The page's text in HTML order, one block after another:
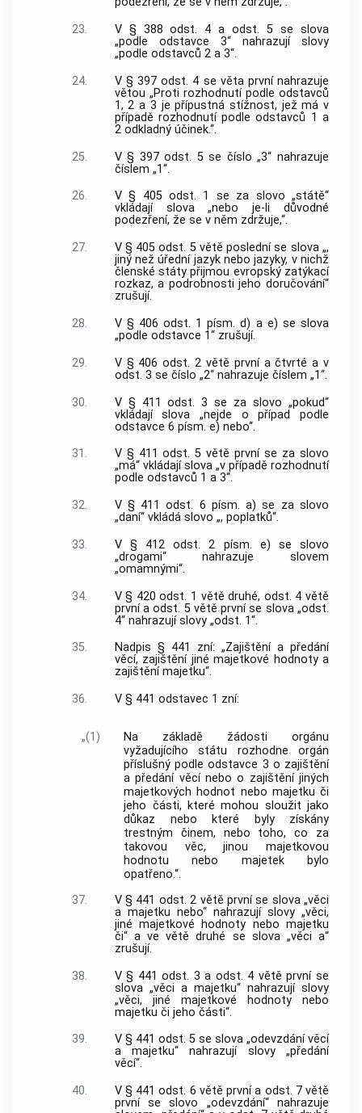
23.
V § 388 odst. 4 a odst. 5 se slova
„podle odstavce 3“ nahrazují slovy
„podle odstavců 2 a 3“.
24.
V § 397 odst. 4 se věta první nahrazuje
větou „Proti rozhodnutí podle odstavců
1, 2 a 3 je přípustná stížnost, jež má v
případě rozhodnutí podle odstavců 1 a
2 odkladný účinek.“.
25.
V § 397 odst. 5 se číslo „3“ nahrazuje
číslem „1“.
26.
V § 405 odst. 1 se za slovo „státě“
vkládají slova „nebo je-li důvodné
podezření, že se v něm zdržuje,“.
27.
V § 405 odst. 5 větě poslední se slova „,
jiný než úřední jazyk nebo jazyky, v nichž
členské státy přijmou evropský zatýkací
rozkaz, a podrobnosti jeho doručování“
zrušují.
28.
V § 406 odst. 1 písm. d) a e) se slova
„podle odstavce 1“ zrušují.
29.
V § 406 odst. 2 větě první a čtvrté a v
odst. 3 se číslo „2“ nahrazuje číslem „1“.
30.
V § 411 odst. 3 se za slovo „pokud“
vkládají slova „nejde o případ podle
odstavce 6 písm. e) nebo“.
31.
V § 411 odst. 5 větě první se za slovo
„má“ vkládají slova „v případě rozhodnutí
podle odstavců 1 a 3“.
32.
V § 411 odst. 6 písm. a) se za slovo
„daní“ vkládá slovo „, poplatků“.
33.
V § 412 odst. 2 písm. e) se slovo
„drogami“ nahrazuje slovem
„omamnými“.
34.
V § 420 odst. 1 větě druhé, odst. 4 větě
první a odst. 5 větě první se slova „odst.
4“ nahrazují slovy „odst. 1“.
35.
Nadpis § 441 zní: „Zajištění a předání
věcí, zajištění jiné majetkové hodnoty a
zajištění majetku“.
36.
V § 441 odstavec 1 zní:
„(1)
Na základě žádosti orgánu
vyžadujícího státu rozhodne orgán
příslušný podle odstavce 3 o zajištění
a předání věcí nebo o zajištění jiných
majetkových hodnot nebo majetku či
jeho části, které mohou sloužit jako
důkaz nebo které byly získány
trestným činem, nebo toho, co za
takovou věc, jinou majetkovou
hodnotu nebo majetek bylo
opatřeno.“.
37.
V § 441 odst. 2 větě první se slova „věci
a majetku nebo“ nahrazují slovy „věci,
jiné majetkové hodnoty nebo majetku
či“ a ve větě druhé se slova „věci a“
zrušují.
38.
V § 441 odst. 3 a odst. 4 větě první se
slova „věci a majetku“ nahrazují slovy
„věci, jiné majetkové hodnoty nebo
majetku či jeho části“.
39.
V § 441 odst. 5 se slova „odevzdání věcí
a majetku“ nahrazují slovy „předání
věcí“.
40.
V § 441 odst. 6 větě první a odst. 7 větě
první se slovo „odevzdání“ nahrazuje